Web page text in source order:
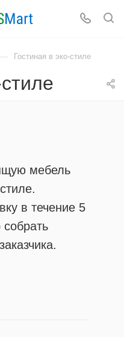
Гостиная в эко-стиле
мебель
в течение 5